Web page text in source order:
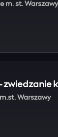
m. st. Warszawy
Warszawy